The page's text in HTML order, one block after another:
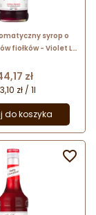
syrop o
fiołków - Violet Le
zł
zł / 1l
do koszyka
